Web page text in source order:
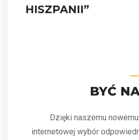
HISZPANII”
BYĆ
Dzięki naszemu
internetowej wybór